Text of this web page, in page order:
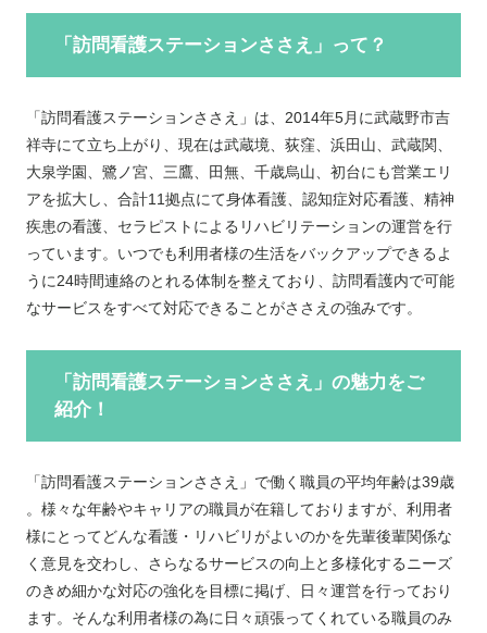
「訪問看護ステーションささえ」って？
「訪問看護ステーションささえ」は、2014年5月に武蔵野市吉
祥寺にて立ち上がり、現在は武蔵境、荻窪、浜田山、武蔵関、
大泉学園、鷺ノ宮、三鷹、田無、千歳烏山、初台にも営業エリ
アを拡大し、合計11拠点にて身体看護、認知症対応看護、精神
疾患の看護、セラピストによるリハビリテーションの運営を行
っています。いつでも利用者様の生活をバックアップできるよ
うに24時間連絡のとれる体制を整えており、訪問看護内で可能
なサービスをすべて対応できることがささえの強みです。
「訪問看護ステーションささえ」の魅力をご
紹介！
「訪問看護ステーションささえ」で働く職員の平均年齢は39歳
。様々な年齢やキャリアの職員が在籍しておりますが、利用者
様にとってどんな看護・リハビリがよいのかを先輩後輩関係な
く意見を交わし、さらなるサービスの向上と多様化するニーズ
のきめ細かな対応の強化を目標に掲げ、日々運営を行っており
ます。そんな利用者様の為に日々頑張ってくれている職員のみ